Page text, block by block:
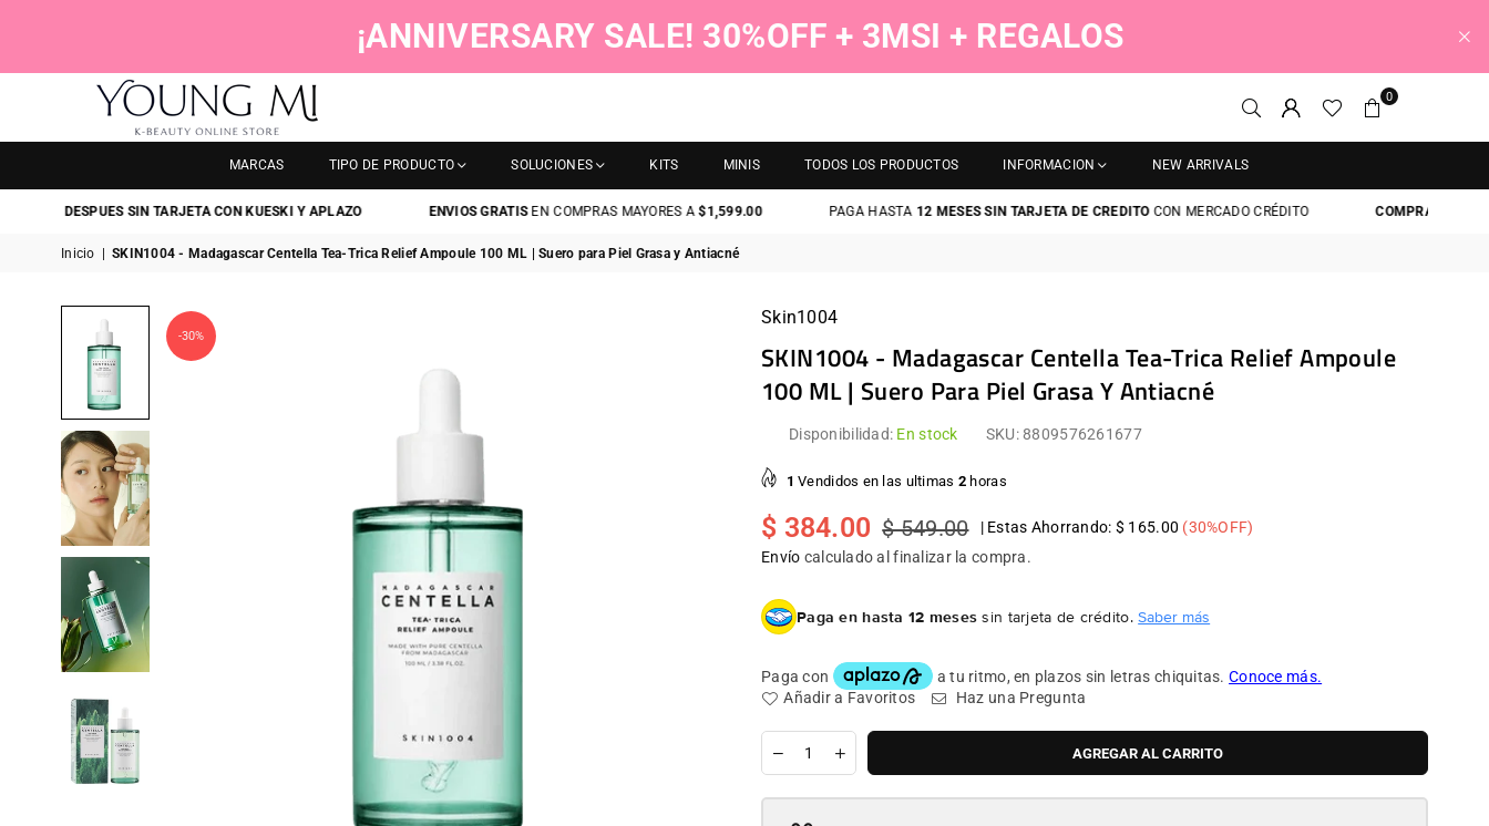
¡ANNIVERSARY SALE! 30%OFF + 3MSI + REGALOS
0
MARCAS TIPO DE PRODUCTO SOLUCIONES KITS MINIS TODOS LOS PRODUCTOS INFORMACION NEW ARRIVALS
DESPUES SIN TARJETA CON KUESKI Y APLAZO ENVIOS GRATISEN COMPRAS MAYORES A$1,599.00 PAGA HASTA12 MESES SIN TARJETA DE CREDITOCON MERCADO CRÉDITO COMPRA AHORA Y
Inicio SKIN1004 - Madagascar Centella Tea-Trica Relief Ampoule 100 ML | Suero para Piel Grasa y Antiacné
-30%
Skin1004
SKIN1004 - Madagascar Centella Tea-Trica Relief Ampoule
100 ML | Suero Para Piel Grasa Y Antiacné
Disponibilidad: En stock SKU:8809576261677
1 Vendidos en las ultimas 2 horas
Precio
habitual
$ 384.00 $ 549.00 | Estas Ahorrando: $ 165.00 (30%OFF)
Envío calculado al finalizar la compra.
Paga en hasta 12 meses sin tarjeta de crédito.Saber más
Añadir a Favoritos Haz una Pregunta
Cantidad
AGREGAR AL CARRITO